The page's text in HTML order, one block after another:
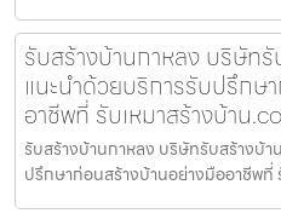
รับสร้างบ้านกาหลง บริษัท
แนะนำด้วยบริการรับปรึกษ
อาชีพที่ รับเหมาสร้างบ้าน
รับสร้างบ้านกาหลง บริษัทรับสร้างบ้
ปรึกษาก่อนสร้างบ้านอย่างมืออาชีพที่